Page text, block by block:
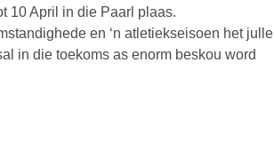
10 April in die Paarl plaas.
en ‘n atletiekseisoen het julle
in die toekoms as enorm beskou word